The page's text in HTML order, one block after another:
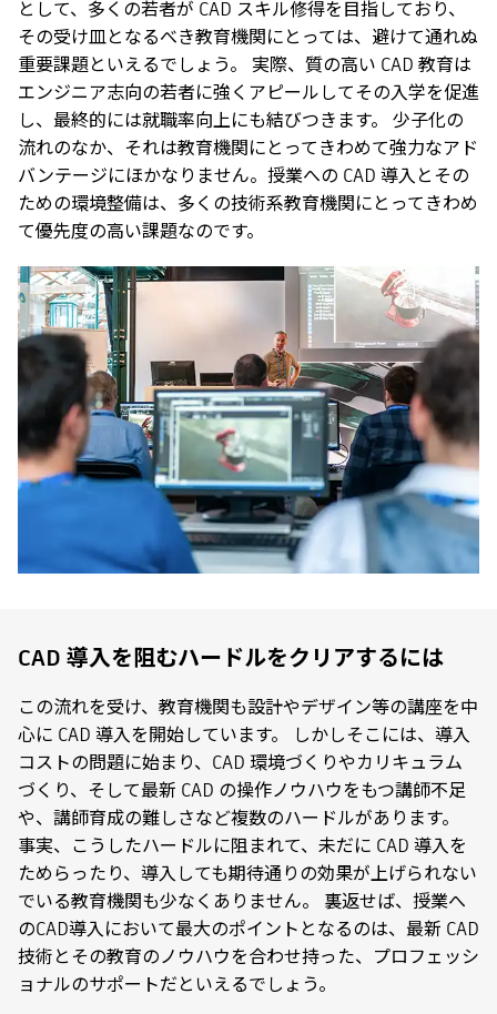
として、多くの若者が CAD スキル修得を目指しており、
その受け皿となるべき教育機関にとっては、避けて通れぬ
重要課題といえるでしょう。 実際、質の高い CAD 教育は
エンジニア志向の若者に強くアピールしてその入学を促進
し、最終的には就職率向上にも結びつきます。 少子化の
流れのなか、それは教育機関にとってきわめて強力なアド
バンテージにほかなりません。授業への CAD 導入とその
ための環境整備は、多くの技術系教育機関にとってきわめ
て優先度の高い課題なのです。
CAD 導入を阻むハードルをクリアするには
この流れを受け、教育機関も設計やデザイン等の講座を中
心に CAD 導入を開始しています。 しかしそこには、導入
コストの問題に始まり、CAD 環境づくりやカリキュラム
づくり、そして最新 CAD の操作ノウハウをもつ講師不足
や、講師育成の難しさなど複数のハードルがあります。
事実、こうしたハードルに阻まれて、未だに CAD 導入を
ためらったり、導入しても期待通りの効果が上げられない
でいる教育機関も少なくありません。 裏返せば、授業へ
のCAD導入において最大のポイントとなるのは、最新 CAD
技術とその教育のノウハウを合わせ持った、プロフェッシ
ョナルのサポートだといえるでしょう。